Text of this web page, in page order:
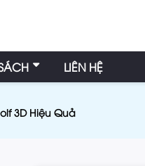
LIÊN HỆ
3D Hiệu Quả